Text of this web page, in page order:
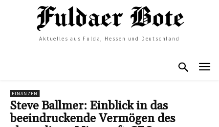
Aktuelles aus Fulda, Hessen und Deutschland
FINANZEN
Steve Ballmer: Einblick in das
beeindruckende Vermögen des